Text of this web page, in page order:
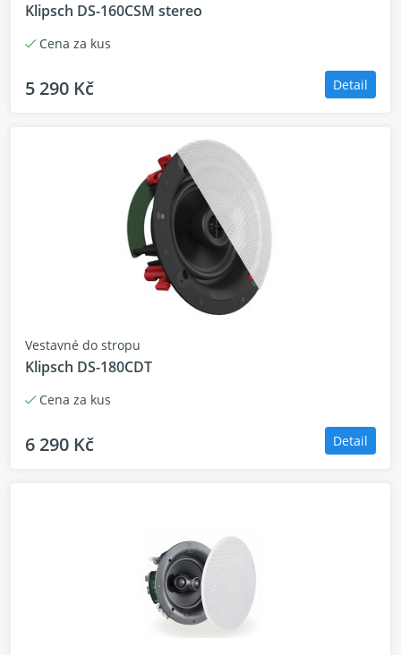
Klipsch DS-160CSM stereo
Cena za kus
5 290 Kč Detail
Vestavné do stropu
Klipsch DS-180CDT
Cena za kus
6 290 Kč Detail